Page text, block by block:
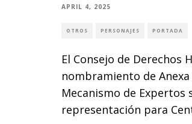
APRIL 4, 2025
OTROS PERSONAJES PORTADA
El Consejo de Derechos
nombramiento de
Mecanismo de Expertos
representación para